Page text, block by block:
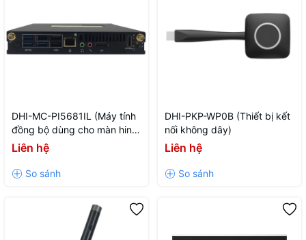
DHI-MC-PI5681IL (Máy tính
đồng bộ dùng cho màn hinh
tương tác - OPS)
Liên hệ
DHI-PKP-WP0B (Thiết bị kết
nối không dây)
Liên hệ